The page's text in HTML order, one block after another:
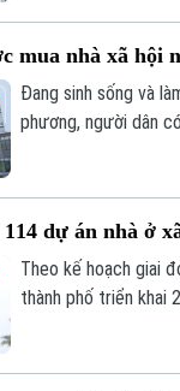
mua nhà xã hội
Đang sinh sống và
phương, người dân
dự án nhà ở
Theo kế hoạch giai
thành phố triển khai